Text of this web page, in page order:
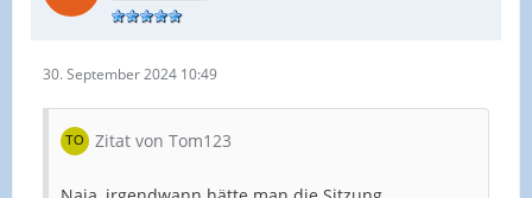
30. September 2024 10:49
Zitat von Tom123